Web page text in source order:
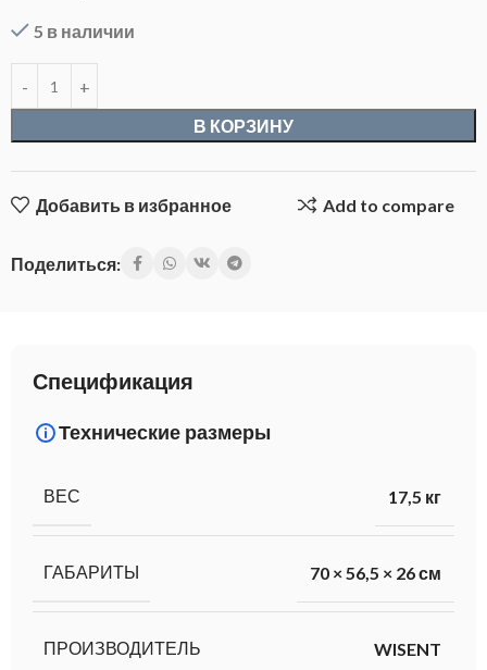
5 в наличии
В КОРЗИНУ
Добавить в избранное Add to compare
Поделиться:
Спецификация
Технические размеры
ВЕС 17,5 кг
ГАБАРИТЫ 70 × 56,5 × 26 см
ПРОИЗВОДИТЕЛЬ WISENT